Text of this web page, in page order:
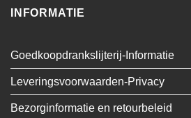
INFORMATIE
Goedkoopdrankslijterij-Informatie
Leveringsvoorwaarden-Privacy
Bezorginformatie en retourbeleid